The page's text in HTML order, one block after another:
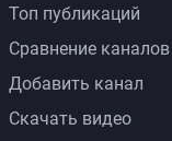
Топ публикаций
Сравнение каналов
Добавить канал
Скачать видео